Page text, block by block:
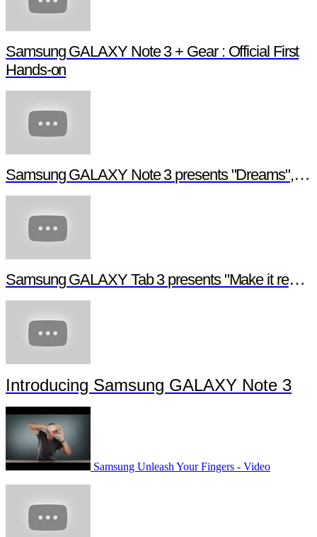
Samsung GALAXY Note 3 + Gear : Official First
Hands-on
Samsung GALAXY Note 3 presents "Dreams", a digital short film
Samsung GALAXY Tab 3 presents "Make it real", a digital short film
Introducing Samsung GALAXY Note 3
Samsung Unleash Your Fingers - Video